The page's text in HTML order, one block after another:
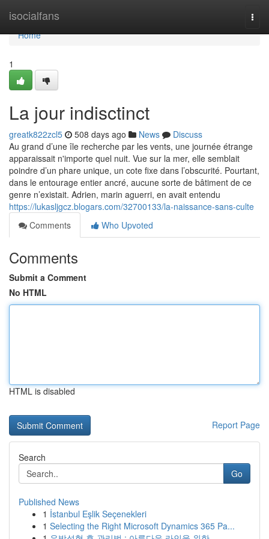
isocialfans
Home
Home
1
La jour indisctinct
greatk822zcl5 508 days ago News
Discuss
Au grand d’une île recherche par les vents, une journée étrange
apparaissait n'importe quel nuit. Vue sur la mer, elle semblait
poindre d’un phare unique, un cote fixe dans l’obscurité. Pourtant,
dans le entourage entier ancré, aucune sorte de bâtiment de ce
genre n’existait. Adrien, marin aguerri, en avait entendu
https://lukasljgcz.blogars.com/32700133/la-naissance-sans-culte
Comments
Who Upvoted
Comments
Submit a Comment
No HTML
HTML is disabled
Report Page
Search
Go
Published News
1 İstanbul Eşlik Seçenekleri
1 Selecting the Right Microsoft Dynamics 365 Pa...